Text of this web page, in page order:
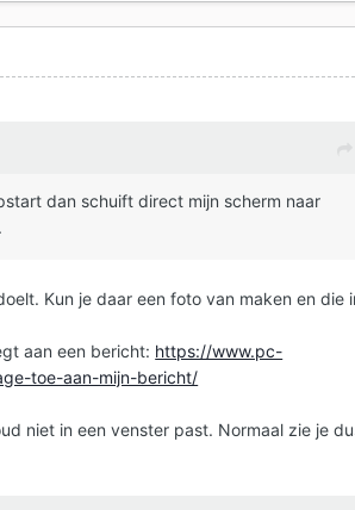
dan schuift direct mijn scherm naar
Kun je daar een foto van maken en die
aan een bericht: https://www.pc-
toe-aan-mijn-bericht/
niet in een venster past. Normaal zie je